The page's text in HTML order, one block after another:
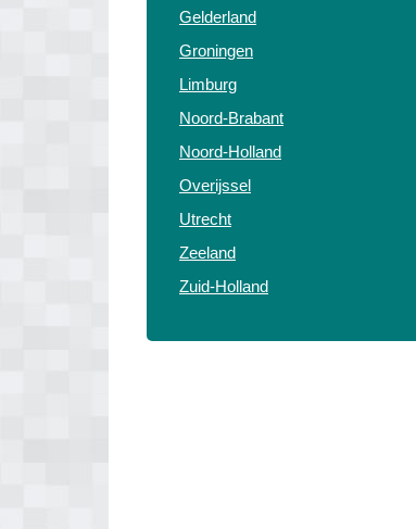
Gelderland
Groningen
Limburg
Noord-Brabant
Noord-Holland
Overijssel
Utrecht
Zeeland
Zuid-Holland